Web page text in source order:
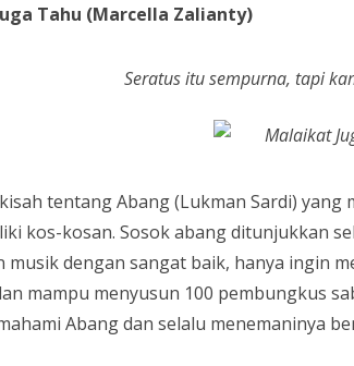
Tahu (Marcella Zalianty)
Seratus itu sempurna, tapi
tentang Abang (Lukman Sardi)
kos-kosan. Sosok abang ditunjukkan
musik dengan sangat baik, hanya ingin
mampu menyusun 100 pembungkus
Abang dan selalu menemaninya